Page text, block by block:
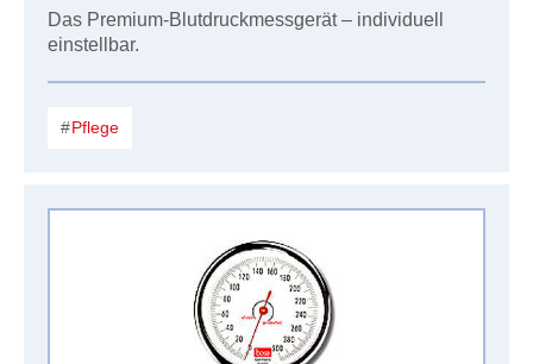
Das Premium-Blutdruckmessgerät – individuell
einstellbar.
Pflege